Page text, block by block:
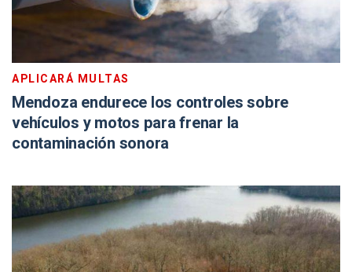
APLICARÁ MULTAS
Mendoza endurece los controles sobre
vehículos y motos para frenar la
contaminación sonora